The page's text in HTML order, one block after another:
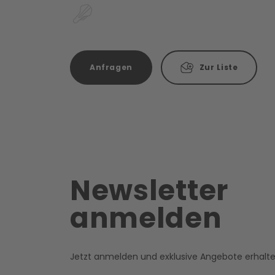
Anfragen Zur Liste
Newsletter
anmelden
Jetzt anmelden und exklusive Angebote